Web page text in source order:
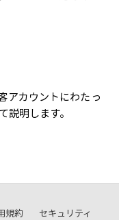
アカウントにわたっ
明します。
規約 セキュリティ